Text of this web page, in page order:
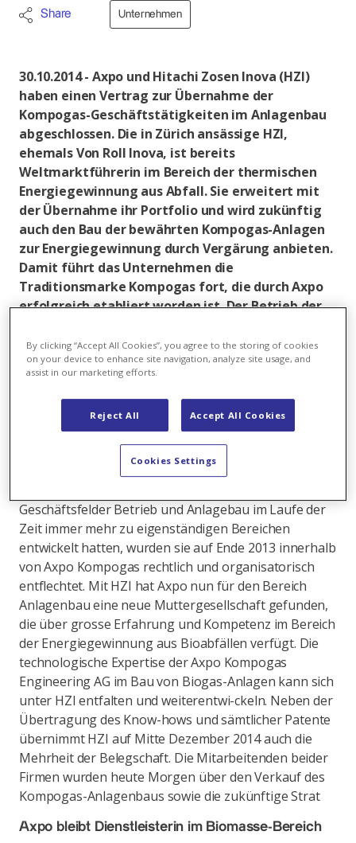
Share Unternehmen
30.10.2014 - Axpo und Hitachi Zosen Inova (HZI)
haben einen Vertrag zur Übernahme der
Kompogas-Geschäftstätigkeiten im Anlagenbau
abgeschlossen. Die in Zürich ansässige HZI,
ehemals Von Roll Inova, ist bereits
Weltmarktführerin im Bereich der thermischen
Energiegewinnung aus Abfall. Sie erweitert mit
der Übernahme ihr Portfolio und wird zukünftig
auch den Bau der bewährten Kompogas-Anlagen
zur Energiegewinnung durch Vergärung anbieten.
Damit führt das Unternehmen die
Traditionsmarke Kompogas fort, die durch Axpo
erfolgreich etabliert worden ist. Der Betrieb der
Axpo.
Seit ihrer Gründung 1991 steht Kompogas für die
innovative Verwertung von Grüngut zur Energiege-
winnung. Axpo hat mit der stetigen Weiterentwicklung
der Kompogas-Technologie nach deren Über-nahme
im Jahr 2006 und dem Bau von über 70 Biogas-
Anlagen weltweit wesentlich zum Ausbau der
Geschäftsfelder Betrieb und Anlagebau im Laufe der
Zeit immer mehr zu eigenständigen Bereichen
entwickelt hatten, wurden sie auf Ende 2013 innerhalb
von Axpo Kompogas rechtlich und organisatorisch
entflechtet. Mit HZI hat Axpo nun für den Bereich
Anlagenbau eine neue Muttergesellschaft gefunden,
die über grosse Erfahrung und Kompetenz im Bereich
der Energiegewinnung aus Bioabfällen verfügt. Die
technologische Expertise der Axpo Kompogas
Engineering AG im Bau von Biogas-Anlagen kann sich
unter HZI entfalten und weiterentwi-ckeln. Neben der
Übertragung des Know-hows und sämtlicher Patente
übernimmt HZI auf Mitte Dezember 2014 auch die
Mehrheit der Belegschaft. Die Mitarbeitenden beider
Firmen wurden heute Morgen über den Verkauf des
Kompogas-Anlagenbaus sowie die zukünftige Strat
Axpo bleibt Dienstleisterin im Biomasse-Bereich
By clicking “Accept All Cookies”, you agree to the storing of cookies
on your device to enhance site navigation, analyze site usage, and
assist in our marketing efforts.
Reject All Accept All Cookies
Cookies Settings